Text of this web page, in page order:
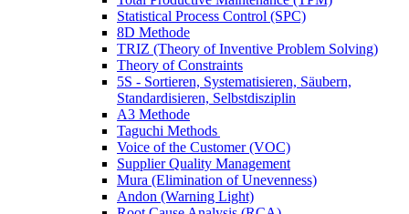
Statistical Process Control (SPC)
8D Methode
TRIZ (Theory of Inventive Problem Solving)
Theory of Constraints
5S - Sortieren, Systematisieren, Säubern,
Standardisieren, Selbstdisziplin
A3 Methode
Taguchi Methods
Voice of the Customer (VOC)
Supplier Quality Management
Mura (Elimination of Unevenness)
Andon (Warning Light)